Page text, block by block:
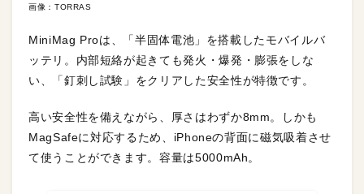
画像：TORRAS
MiniMag Proは、「半固体電池」を搭載したモバイルバ
ッテリ。内部短絡が起きても発火・爆発・膨張をしな
い、「釘刺し試験」をクリアした安全性が特徴です。
高い安全性を備えながら、厚さはわずか8mm。しかも
MagSafeに対応するため、iPhoneの背面に磁気吸着させ
て使うことができます。容量は5000mAh。